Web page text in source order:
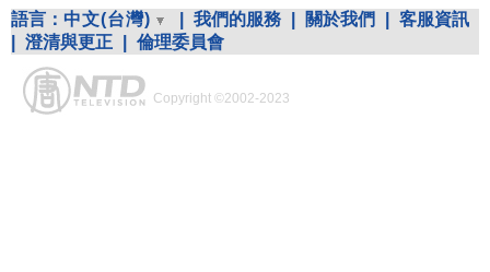
語言： 中文(台灣) 我們的服務 關於我們
客服資訊
澄清與更正 倫理委員會
Copyright ©2002-2023